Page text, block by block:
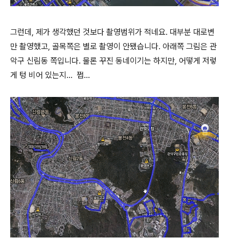
그런데, 제가 생각했던 것보다 촬영범위가 적네요. 대부분 대로변
만 촬영했고, 골목쪽은 별로 촬영이 안됐습니다. 아래쪽 그림은 관
악구 신림동 쪽입니다. 물론 꾸진 동네이기는 하지만, 어떻게 저렇
게 텅 비어 있는지... 쩝...